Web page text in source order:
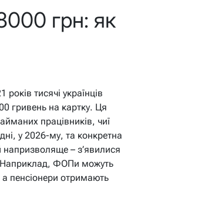
грн: як
тисячі українців
гривень на картку. Ця
працівників, чиї
у 2026-му, та конкретна
– з’явилися
Наприклад, ФОПи можуть
а пенсіонери отримають